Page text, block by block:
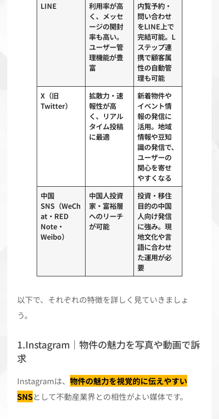
LINE
利用率が高
く、メッセ
ージの開封
率も高い。
ユーザー管
理機能が豊
富
内覧予約・
問い合わせ
をLINE上で
完結可能。L
ステップ連
携で顧客属
性の自動管
理も可能
X（旧
Twitter）
拡散力・速
報性が高
く、リアル
タイム投稿
に最適
新着物件や
イベント情
報の発信に
活用。地域
情報や豆知
識の発信で、
ユーザーの
関心を寄せ
やすくなる
中国
SNS（WeCh
at・RED
Note・
Weibo）
中国人投資
家・富裕層
へのリーチ
が可能
投資・移住
目的の中国
人向け発信
に強み。現
地文化や言
語に合わせ
た運用が必
要
以下で、それぞれの特徴を詳しく見ていきましょ
う。
1.Instagram｜物件の魅力を写真や動画で訴
求
Instagramは、 物件の魅力を視覚的に伝えやすい
SNSとして不動産業界との相性がよい媒体です。